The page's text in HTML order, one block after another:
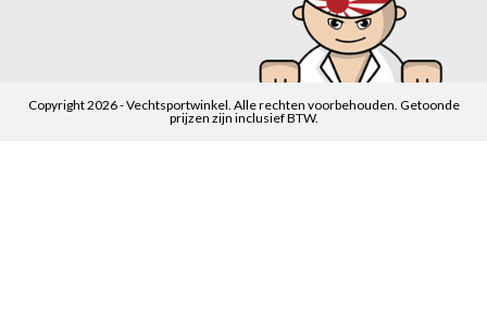
Copyright 2026 - Vechtsportwinkel. Alle rechten voorbehouden. Getoonde
prijzen zijn inclusief BTW.